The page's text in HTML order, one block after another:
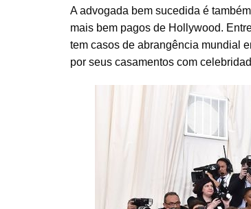
A advogada bem sucedida é
mais bem pagos de Hollywood.
tem casos de abrangência mundial
por seus casamentos com